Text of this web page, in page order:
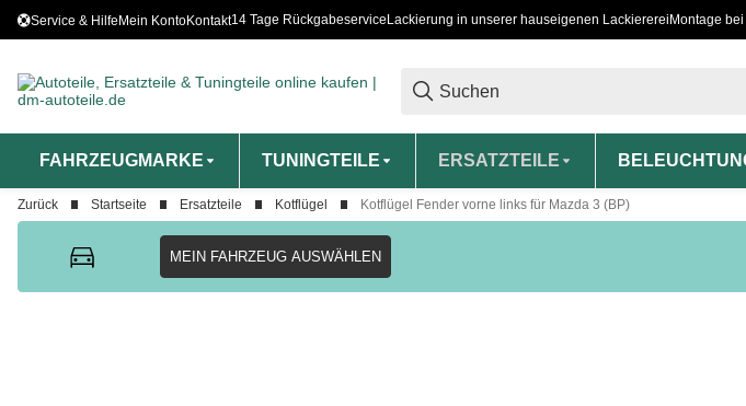
Service & HilfeMein KontoKontakt14 Tage Rückgabeservice Lackierung in unserer hauseigenen Lackiererei Montage
FAHRZEUGMARKE TUNINGTEILE ERSATZTEILE
Zurück Startseite Ersatzteile Kotflügel Kotflügel Fender vorne links für Mazda 3 (BP)
MEIN FAHRZEUG AUSWÄHLEN